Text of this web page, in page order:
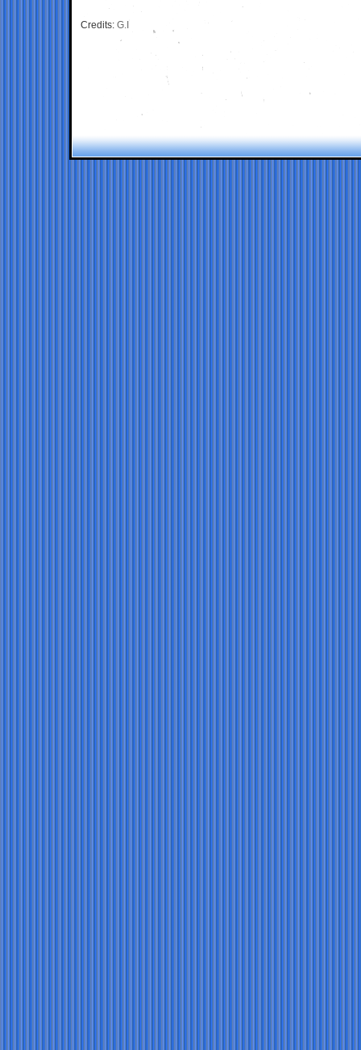
Credits: G.I